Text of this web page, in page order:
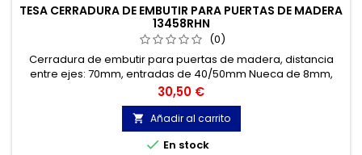
TESA CERRADURA DE EMBUTIR PARA PUERTAS DE MADERA
13458RHN
(0)
Cerradura de embutir para puertas de madera, distancia
entre ejes: 70mm, entradas de 40/50mm Nueca de 8mm,
nueca de condena de 6mm Reversible.
Precio
30,50 €
 Añadir al carrito
 En stock